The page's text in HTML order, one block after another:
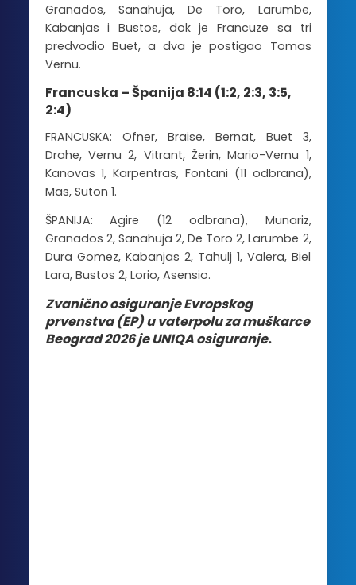
Granados, Sanahuja, De Toro, Larumbe,
Kabanjas i Bustos, dok je Francuze sa tri
predvodio Buet, a dva je postigao Tomas
Vernu.
Francuska – Španija 8:14 (1:2, 2:3, 3:5,
2:4)
FRANCUSKA: Ofner, Braise, Bernat, Buet 3,
Drahe, Vernu 2, Vitrant, Žerin, Mario-Vernu 1,
Kanovas 1, Karpentras, Fontani (11 odbrana),
Mas, Suton 1.
ŠPANIJA: Agire (12 odbrana), Munariz,
Granados 2, Sanahuja 2, De Toro 2, Larumbe 2,
Dura Gomez, Kabanjas 2, Tahulj 1, Valera, Biel
Lara, Bustos 2, Lorio, Asensio.
Zvanično osiguranje Evropskog
prvenstva (EP) u vaterpolu za muškarce
Beograd 2026 je UNIQA osiguranje.